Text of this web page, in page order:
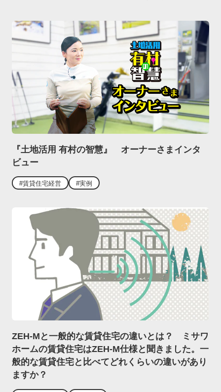
『土地活用 有村の智慧』 オーナーさまインタ
ビュー
#賃貸住宅経営 #実例
ZEH-Mと一般的な賃貸住宅の違いとは？ ミサワ
ホームの賃貸住宅はZEH-M仕様と聞きました。一
般的な賃貸住宅と比べてどれくらいの違いがあり
ますか？